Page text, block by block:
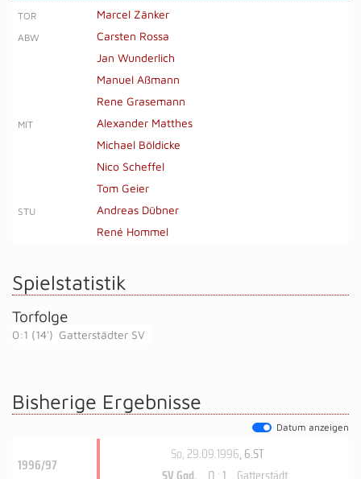
TOR Marcel Zänker
ABW
Carsten Rossa
Jan Wunderlich
Manuel Aßmann
Rene Grasemann
MIT
Alexander Matthes
Michael Böldicke
Nico Scheffel
Tom Geier
STU
Andreas Dübner
René Hommel
Spielstatistik
Torfolge
0:1 (14') Gatterstädter SV
Bisherige Ergebnisse
Datum anzeigen
1996/97
So, 29.09.1996, 6.ST